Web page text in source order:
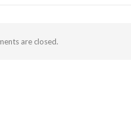
are closed.